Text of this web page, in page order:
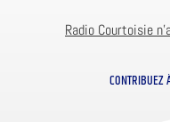
Radio Courtoisie
CONTRIBUEZ